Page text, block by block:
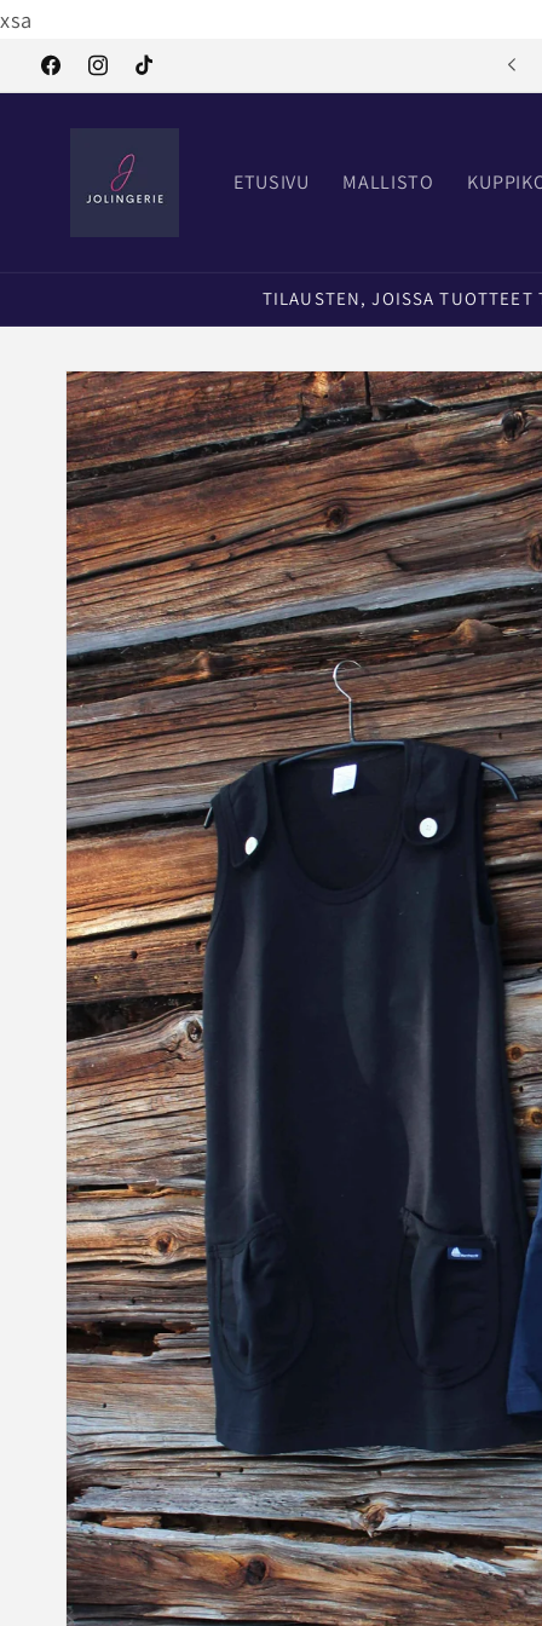
xsa
sisältöön
FacebookInstagram
TikTok
Tervetuloa Jolingerielle
ETUSIVU MALLISTO
TILAUSTEN, JOISSA
Siirry
tuotetietoihin